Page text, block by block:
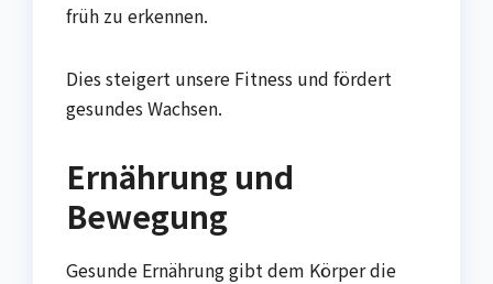
früh zu erkennen.
Dies steigert unsere Fitness und fördert
gesundes Wachsen.
Ernährung und
Bewegung
Gesunde Ernährung gibt dem Körper die